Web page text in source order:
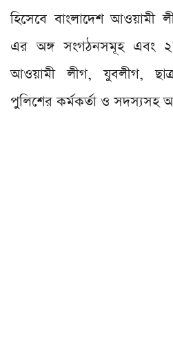
হিসেবে বাংলাদেশ আওয়ামী
এর অঙ্গ সংগঠনসমূহ এবং ২৯.
আওয়ামী লীগ, যুবলীগ,
পুলিশের কর্মকর্তা ও সদস্যসহ